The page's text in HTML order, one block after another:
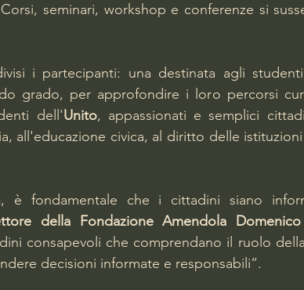
seminari, workshop e conferenze si
i partecipanti: una destinata agli
grado, per approfondire i loro percorsi
dell'Unito, appassionati e semplici
all'educazione civica, al diritto delle
è fondamentale che i cittadini siano
della Fondazione Amendola
consapevoli che comprendano il ruolo
decisioni informate e responsabili”.